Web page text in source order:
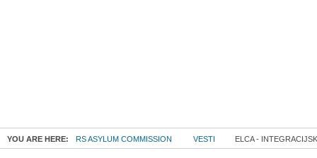
YOU ARE HERE: RS ASYLUM COMMISSION VESTI ELCA -